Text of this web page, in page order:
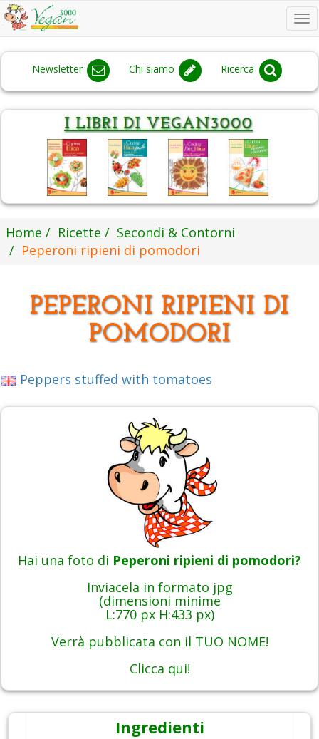
Newsletter Chi siamo Ricerca
Home Ricette
Secondi & Contorni
Peperoni ripieni di pomodori
PEPERONI RIPIENI DI
POMODORI
Peppers stuffed with tomatoes
Hai una foto di Peperoni ripieni di pomodori?
Inviacela in formato jpg
(dimensioni minime
L:770 px H:433 px)
Verrà pubblicata con il TUO NOME!
Clicca qui!
Ingredienti